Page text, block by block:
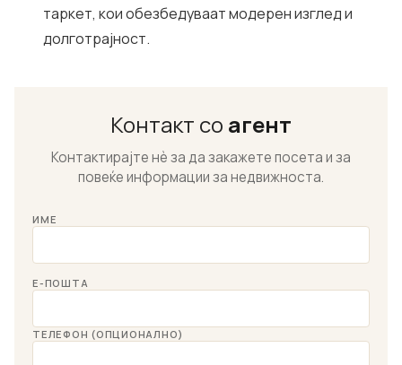
таркет, кои обезбедуваат модерен изглед и
долготрајност.
Контакт со агент
Контактирајте нѐ за да закажете посета и за
повеќе информации за недвижноста.
ИМЕ
Е-ПОШТА
ТЕЛЕФОН (ОПЦИОНАЛНО)